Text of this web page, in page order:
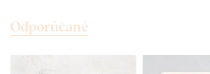
Odporúčané